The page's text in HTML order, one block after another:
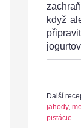
když
Další
jahody,
pistácie